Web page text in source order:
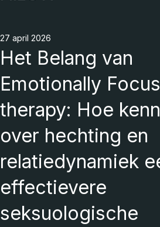
27 april 2026
Het Belang van
Emotionally
therapy: Hoe
over hechting en
relatiedynamiek
effectievere
seksuologische